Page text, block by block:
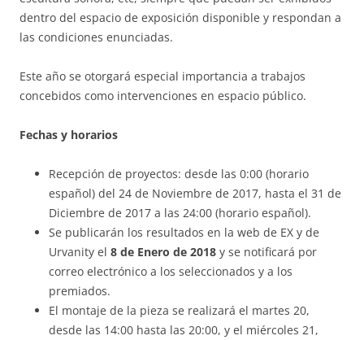
dentro del espacio de exposición disponible y respondan a
las condiciones enunciadas.
Este año se otorgará especial importancia a trabajos
concebidos como intervenciones en espacio público.
Fechas y horarios
Recepción de proyectos: desde las 0:00 (horario
español) del 24 de Noviembre de 2017, hasta el 31 de
Diciembre de 2017 a las 24:00 (horario español).
Se publicarán los resultados en la web de EX y de
Urvanity el 8 de Enero de 2018 y se notificará por
correo electrónico a los seleccionados y a los
premiados.
El montaje de la pieza se realizará el martes 20,
desde las 14:00 hasta las 20:00, y el miércoles 21,